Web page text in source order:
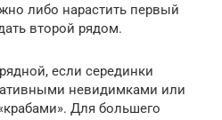
либо нарастить первый
второй рядом.
если серединки
невидимками или
Для большего